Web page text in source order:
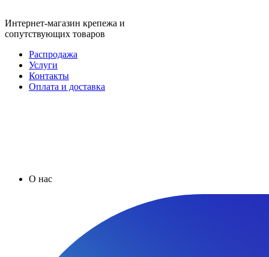
Интернет-магазин крепежа и
сопутствующих товаров
Распродажа
Услуги
Контакты
Оплата и доставка
О нас